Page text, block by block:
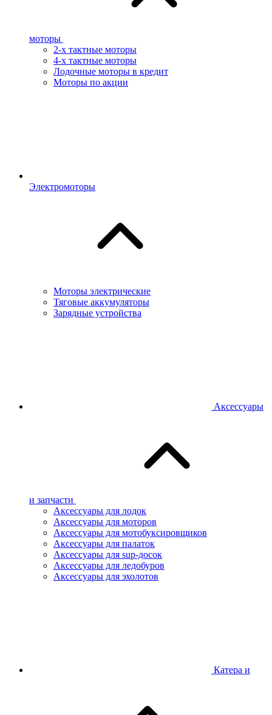
моторы
2-х тактные моторы
4-х тактные моторы
Лодочные моторы в кредит
Моторы по акции
Электромоторы
Моторы электрические
Тяговые аккумуляторы
Зарядные устройства
Аксессуары
и запчасти
Аксессуары для лодок
Аксессуары для моторов
Аксессуары для мотобуксировщиков
Аксессуары для палаток
Аксессуары для sup-досок
Аксессуары для ледобуров
Аксессуары для эхолотов
Катера и